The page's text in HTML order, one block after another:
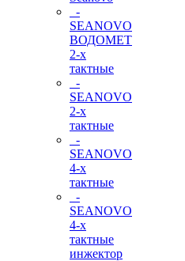
-
SEANOVO
ВОДОМЕТ
2-х
тактные
-
SEANOVO
2-х
тактные
-
SEANOVO
4-х
тактные
-
SEANOVO
4-х
тактные
инжектор